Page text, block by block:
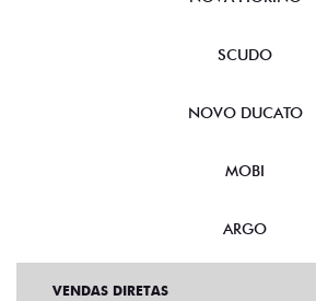
SCUDO
NOVO DUCATO
MOBI
ARGO
VENDAS DIRETAS